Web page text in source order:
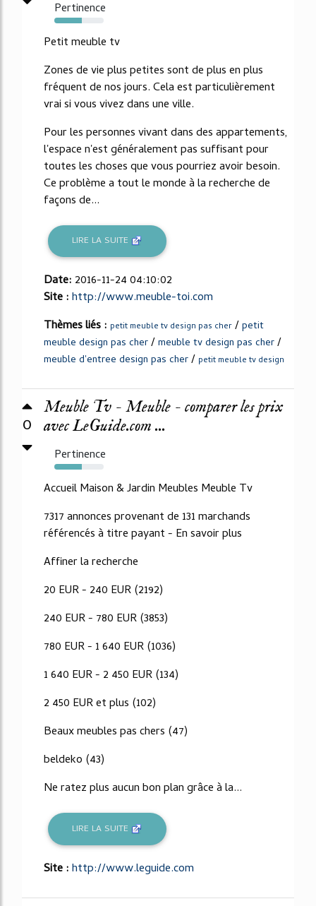
Pertinence
55%
Petit meuble tv
Zones de vie plus petites sont de plus en plus
fréquent de nos jours. Cela est particulièrement
vrai si vous vivez dans une ville.
Pour les personnes vivant dans des appartements,
l'espace n'est généralement pas suffisant pour
toutes les choses que vous pourriez avoir besoin.
Ce problème a tout le monde à la recherche de
façons de...
LIRE LA SUITE
Date: 2016-11-24 04:10:02
Site :http://www.meuble-toi.com
Thèmes liés : petit meuble tv design pas cher /petit
meuble design pas cher/meuble tv design pas cher/
meuble d'entree design pas cher/ petit meuble tv design
0
Meuble Tv - Meuble - comparer les prix
avec LeGuide.com ...
Pertinence
55%
Accueil Maison & Jardin Meubles Meuble Tv
7317 annonces provenant de 131 marchands
référencés à titre payant - En savoir plus
Affiner la recherche
20 EUR - 240 EUR (2192)
240 EUR - 780 EUR (3853)
780 EUR - 1 640 EUR (1036)
1 640 EUR - 2 450 EUR (134)
2 450 EUR et plus (102)
Beaux meubles pas chers (47)
beldeko (43)
Ne ratez plus aucun bon plan grâce à la...
LIRE LA SUITE
Site :http://www.leguide.com